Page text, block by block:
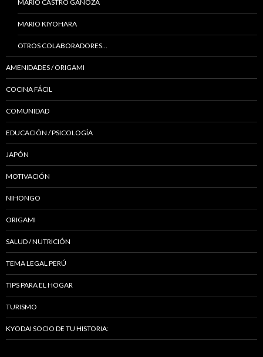
MARIO CASTRO GANOZA
MARIO KIYOHARA
OTROS COLABORADORES…
AMENIDADES / ORIGAMI
COCINA FÁCIL
COMUNIDAD
EDUCACIÓN / PSICOLOGÍA
JAPÓN
MOTIVACIÓN
NIHONGO
ORIGAMI
SALUD / NUTRICIÓN
TEMA LEGAL PERÚ
TIPS PARA EL HOGAR
TURISMO
KYODAI SOCIO DE TU HISTORIA: